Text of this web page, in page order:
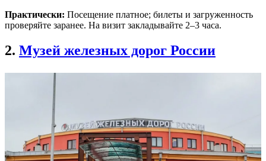
Практически: Посещение платное; билеты и загруженность
проверяйте заранее. На визит закладывайте 2–3 часа.
2. Музей железных дорог России